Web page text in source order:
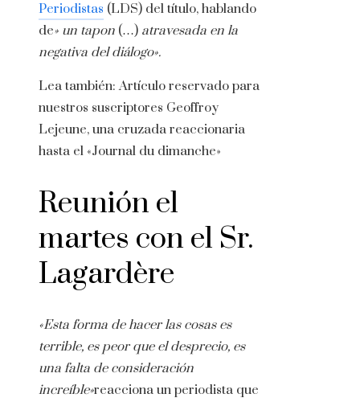
Periodistas (LDS) del título, hablando
de» un tapon (…) atravesada en la
negativa del diálogo».
Lea también: Artículo reservado para
nuestros suscriptores Geoffroy
Lejeune, una cruzada reaccionaria
hasta el «Journal du dimanche»
Reunión el
martes con el Sr.
Lagardère
«Esta forma de hacer las cosas es
terrible, es peor que el desprecio, es
una falta de consideración
increíble»reacciona un periodista que